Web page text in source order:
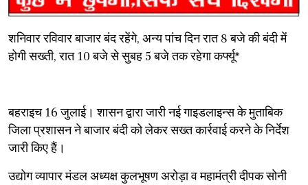
शनिवार रविवार बाजार बंद रहेंगे, अन्य पांच दिन रात 8 बजे की बंदी में
होगी सख्ती, रात 10 बजे से सुबह 5 बजे तक रहेगा कर्फ्यू*
बहराइच 16 जुलाई। शासन द्वारा जारी नई गाइडलाइन्स के मुताबिक
जिला प्रशासन ने बाजार बंदी को लेकर सख्त कार्रवाई करने के निर्देश
जारी किए हैं।
उद्योग व्यापार मंडल अध्यक्ष कुलभूषण अरोड़ा व महामंत्री दीपक सोनी